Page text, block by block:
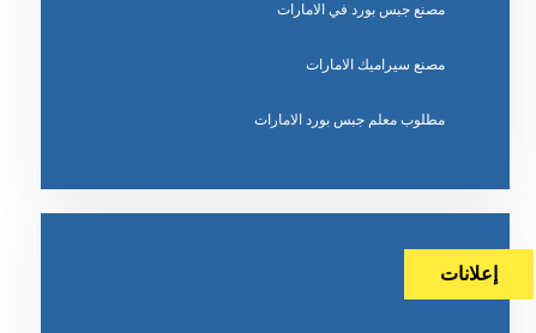
مصنع جبس بورد في الامارات
مصنع سيراميك الامارات
مطلوب معلم جبس بورد الامارات
إعلانات